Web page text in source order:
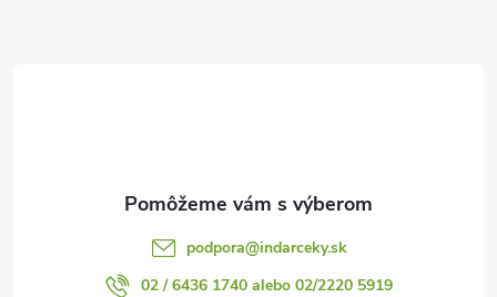
podpora@indarceky.sk
02 / 6436 1740 alebo 02/2220 5919